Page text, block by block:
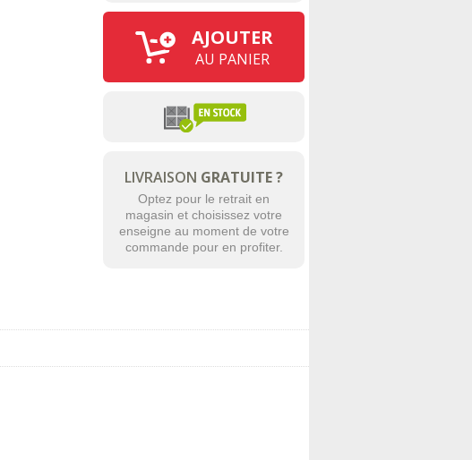
AJOUTER
AU PANIER
LIVRAISON GRATUITE ?
Optez pour le retrait en
magasin et choisissez votre
enseigne au moment de votre
commande pour en profiter.